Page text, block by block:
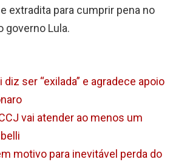
extradita para cumprir pena no
governo Lula.
ser “exilada” e agradece apoio
vai atender ao menos um
motivo para inevitável perda do